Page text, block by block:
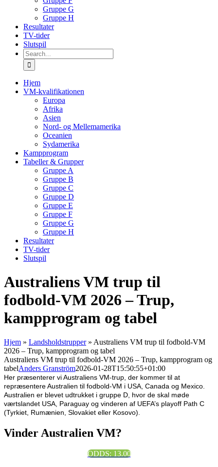
Gruppe G
Gruppe H
Resultater
TV-tider
Slutspil
Search
for:
Hjem
VM-kvalifikationen
Europa
Afrika
Asien
Nord- og Mellemamerika
Oceanien
Sydamerika
Kampprogram
Tabeller & Grupper
Gruppe A
Gruppe B
Gruppe C
Gruppe D
Gruppe E
Gruppe F
Gruppe G
Gruppe H
Resultater
TV-tider
Slutspil
Australiens VM trup til
fodbold-VM 2026 – Trup,
kampprogram og tabel
Hjem » Landsholdstrupper» Australiens VM trup til fodbold-VM
2026 – Trup, kampprogram og tabel
Australiens VM trup til fodbold-VM 2026 – Trup, kampprogram og
tabelAnders Granström2026-01-28T15:50:55+01:00
Her præsenterer vi Australiens VM-trup, der kommer til at
repræsentere Australien til fodbold-VM i USA, Canada og Mexico.
Australien er blevet udtrukket i gruppe D, hvor de skal møde
værtslandet USA, Paraguay og vinderen af UEFA’s playoff Path C
(Tyrkiet, Rumænien, Slovakiet eller Kosovo).
Vinder Australien VM?
ODDS: 13.00